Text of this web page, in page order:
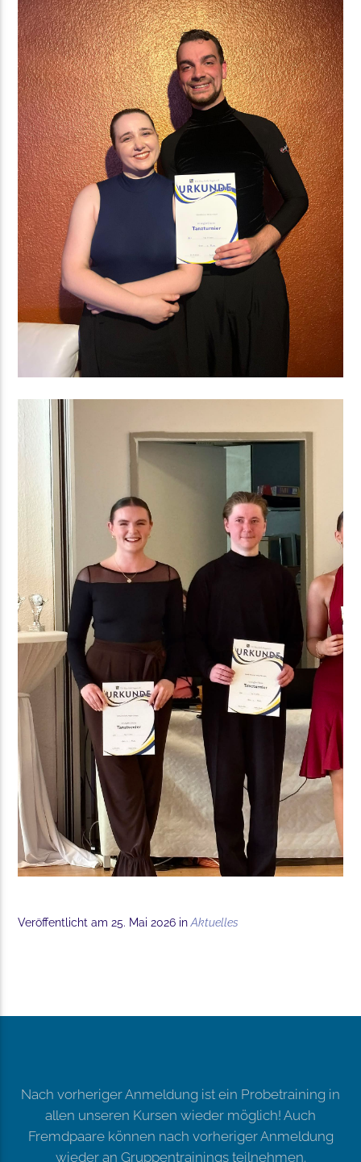
Veröffentlicht am 25. Mai 2026 inAktuelles
Nach vorheriger Anmeldung ist ein Probetraining in
allen unseren Kursen wieder möglich! Auch
Fremdpaare können nach vorheriger Anmeldung
wieder an Gruppentrainings teilnehmen.